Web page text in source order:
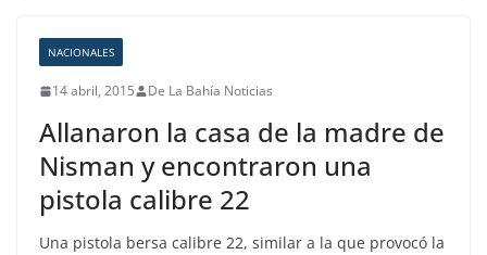
NACIONALES
14 abril, 2015 De La Bahía Noticias
Allanaron la casa de la madre de
Nisman y encontraron una
pistola calibre 22
Una pistola bersa calibre 22, similar a la que provocó la